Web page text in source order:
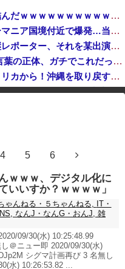
8年前の沖縄県知事選「この選挙で玉城デニーと共に日本政府からアメリカから沖縄を取り戻す」
【驚愕】女友に手を出したら人生詰んだｗｗｗｗｗｗｗｗｗｗｗwwww
ブルガリアにドローンが侵入、ルーマニア国境付近で爆発…当局「ウクライナ軍がよく使う機種」！
猛暑の中で意識朦朧となった生中継レポーター、それを某出演者が爆笑しながら現場レポート続行を強制する動画が再注目されて……
【悲報】 メディアが使う主語デカ言葉の正体、ガチでこれだったｗｗｗｗ
玉城デニー氏「日本政府から！アメリカから！沖縄を取り戻す！」（動画あり）
K-POPアイドルの約半数が3年後には姿を消す…損益分岐点突破は4％未満
アドオンを利用している場合、
4 5 6
ｗｗｗ、デジタル化に
いいすか？ｗｗｗｗ」
ゃんねる・５ちゃんねる
IT・
なんJ・なんG・おんJ 雑
09/30(水) 10:25:48.99
＠ニュー即 2020/09/30(水)
シグマ計画再び 3 名無し
水) 10:26:53.82 ...